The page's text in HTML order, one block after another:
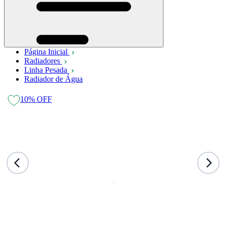
Página Inicial
Radiadores
Linha Pesada
Radiador de Água
10% OFF